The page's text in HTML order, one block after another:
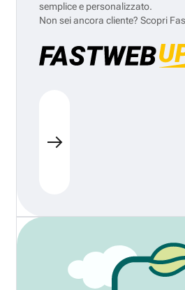
semplice e personalizzato.
Non sei ancora cliente? Scopri